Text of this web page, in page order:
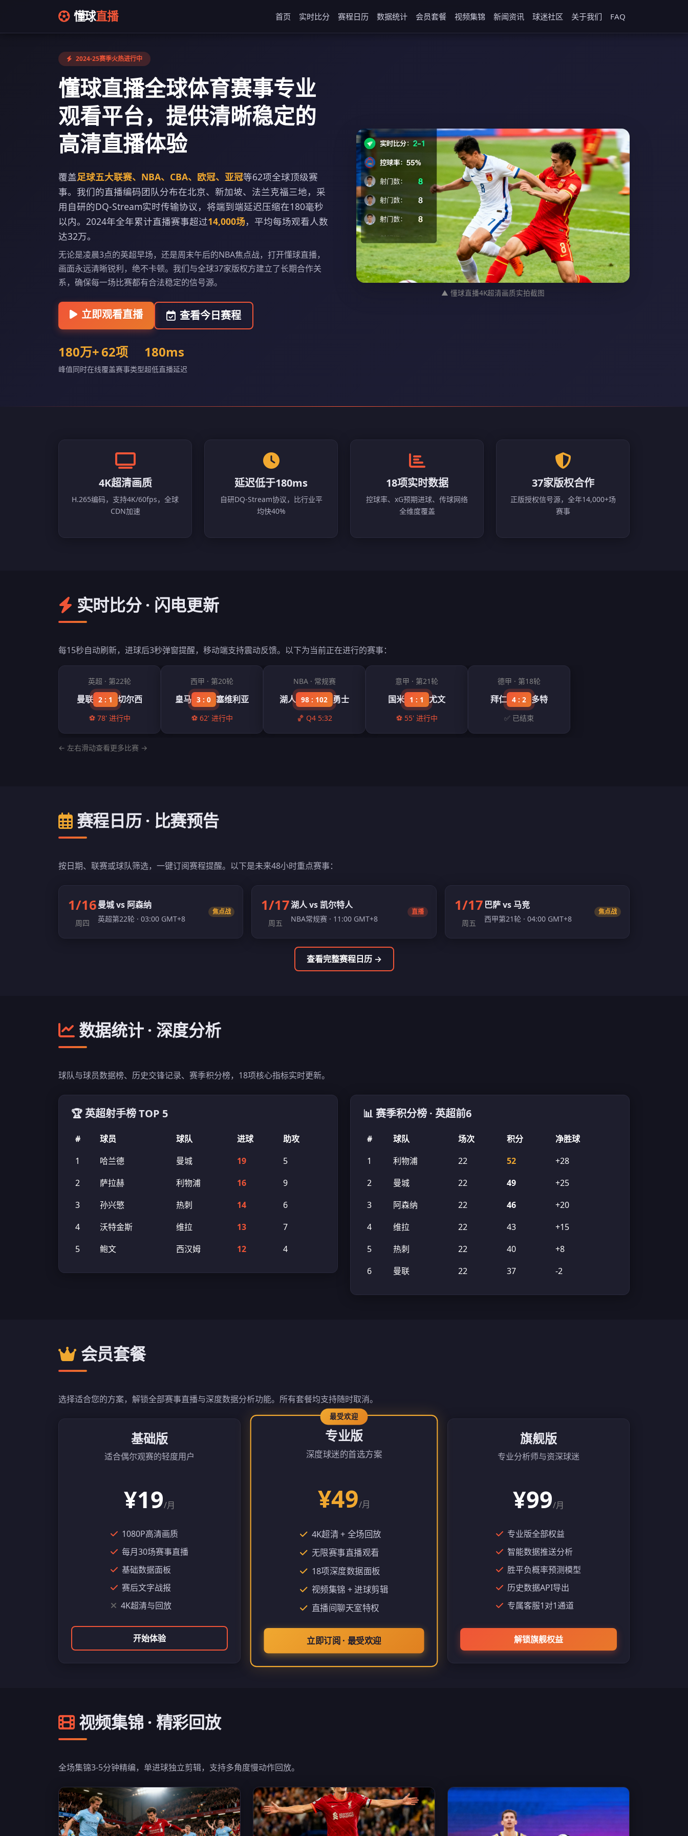
懂球直播 首页 实时比分 赛程日历 数据统计 会员套餐 视频集锦 新闻资讯 球迷社区 关于我们 FAQ
2024-25赛季火热进行中
懂球直播全球体育赛事专业
观看平台，提供清晰稳定的
高清直播体验
覆盖足球五大联赛、NBA、CBA、欧冠、亚冠等62项全球顶级赛
事。我们的直播编码团队分布在北京、新加坡、法兰克福三地，采
用自研的DQ-Stream实时传输协议，将端到端延迟压缩在180毫秒
以内。2024年全年累计直播赛事超过14,000场，平均每场观看人数
达32万。
无论是凌晨3点的英超早场，还是周末午后的NBA焦点战，打开懂球直播，
画面永远清晰锐利，绝不卡顿。我们与全球37家版权方建立了长期合作关
系，确保每一场比赛都有合法稳定的信号源。
立即观看直播 查看今日赛程
180万+
峰值同时在线
62项
覆盖赛事类型
180ms
超低直播延迟
▲ 懂球直播4K超清画质实拍截图
4K超清画质
H.265编码，支持4K/60fps，全球
CDN加速
延迟低于180ms
自研DQ-Stream协议，比行业平
均快40%
18项实时数据
控球率、xG预期进球、传球网络
全维度覆盖
37家版权合作
正版授权信号源，全年14,000+场
赛事
实时比分 · 闪电更新
每15秒自动刷新，进球后3秒弹窗提醒，移动端支持震动反馈。以下为当前正在进行的赛事：
英超 · 第22轮
曼联 2 : 1 切尔西
⚽ 78' 进行中
西甲 · 第20轮
皇马 3 : 0 塞维利亚
⚽ 62' 进行中
NBA · 常规赛
湖人 98 : 102 勇士
🏀 Q4 5:32
意甲 · 第21轮
国米 1 : 1 尤文
⚽ 55' 进行中
德甲 · 第18轮
拜仁 4 : 2 多特
✅ 已结束
← 左右滑动查看更多比赛 →
赛程日历 · 比赛预告
按日期、联赛或球队筛选，一键订阅赛程提醒。以下是未来48小时重点赛事：
1/16
周四
曼城 vs 阿森纳
英超第22轮 · 03:00 GMT+8
焦点战 1/17
周五
湖人 vs 凯尔特人
NBA常规赛 · 11:00 GMT+8
直播 1/17
周五
巴萨 vs 马竞
西甲第21轮 · 04:00 GMT+8
焦点战
查看完整赛程日历 →
数据统计 · 深度分析
球队与球员数据榜、历史交锋记录、赛季积分榜，18项核心指标实时更新。
🏆 英超射手榜 TOP 5
# 球员 球队 进球
助攻
1
哈兰德 曼城 19
5
2
萨拉赫 利物浦 16
9
3
孙兴慜 热刺 14
6
4
沃特金斯 维拉 13
7
5
鲍文 西汉姆 12 4
📊 赛季积分榜 · 英超前6
# 球队 场次 积分
净胜球
1
利物浦 22 52
+28
2
曼城 22 49
+25
3
阿森纳 22 46
+20
4
维拉 22 43
+15
5
热刺 22 40
+8
6
曼联 22 37 -2
会员套餐
选择适合您的方案，解锁全部赛事直播与深度数据分析功能。所有套餐均支持随时取消。
基础版
适合偶尔观赛的轻度用户
¥19/月
1080P高清画质
每月30场赛事直播
基础数据面板
赛后文字战报
4K超清与回放
开始体验
专业版
深度球迷的首选方案
¥49/月
4K超清 + 全场回放
无限赛事直播观看
18项深度数据面板
视频集锦 + 进球剪辑
直播间聊天室特权
立即订阅 · 最受欢迎
旗舰版
专业分析师与资深球迷
¥99/月
专业版全部权益
智能数据推送分析
胜平负概率预测模型
历史数据API导出
专属客服1对1通道
解锁旗舰权益
视频集锦 · 精彩回放
全场集锦3-5分钟精编，单进球独立剪辑，支持多角度慢动作回放。